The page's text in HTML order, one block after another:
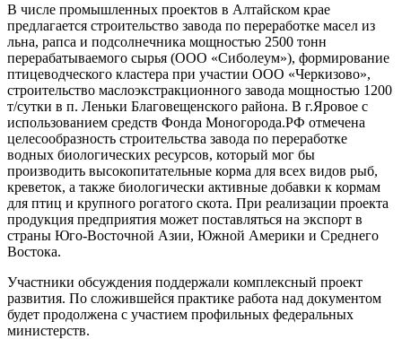
В числе промышленных проектов в Алтайском крае
предлагается строительство завода по переработке масел из
льна, рапса и подсолнечника мощностью 2500 тонн
перерабатываемого сырья (ООО «Сиболеум»), формирование
птицеводческого кластера при участии ООО «Черкизово»,
строительство маслоэкстракционного завода мощностью 1200
т/сутки в п. Леньки Благовещенского района. В г.Яровое с
использованием средств Фонда Моногорода.РФ отмечена
целесообразность строительства завода по переработке
водных биологических ресурсов, который мог бы
производить высокопитательные корма для всех видов рыб,
креветок, а также биологически активные добавки к кормам
для птиц и крупного рогатого скота. При реализации проекта
продукция предприятия может поставляться на экспорт в
страны Юго-Восточной Азии, Южной Америки и Среднего
Востока.
Участники обсуждения поддержали комплексный проект
развития. По сложившейся практике работа над документом
будет продолжена с участием профильных федеральных
министерств.